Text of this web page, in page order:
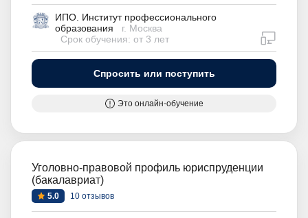
ИПО. Институт профессионального
образования
г. Москва
Срок обучения: от 3 лет
Спросить или поступить
Это онлайн-обучение
Уголовно-правовой профиль юриспруденции
(бакалавриат)
5.0 10 отзывов